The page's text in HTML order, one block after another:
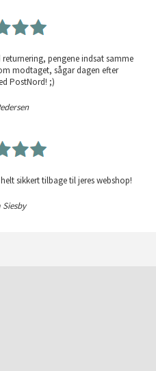
pengene indsat samme
modtaget, sågar dagen efter
PostNord! ;)
sikkert tilbage til jeres webshop!
Siesby